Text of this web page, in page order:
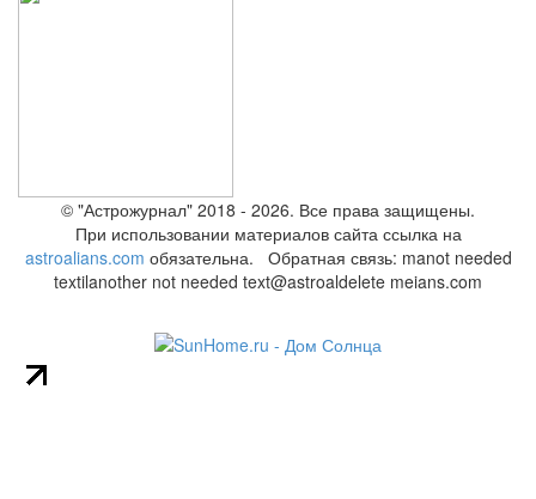
© "Астрожурнал" 2018 - 2026. Все права защищены.
При использовании материалов сайта ссылка на
astroalians.com обязательна. Обратная связь: manot needed
textilanother not needed text@astroaldelete meians.com